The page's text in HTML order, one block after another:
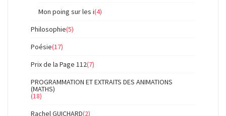
Mon poing sur les i(4)
Philosophie(5)
Poésie(17)
Prix de la Page 112(7)
PROGRAMMATION ET EXTRAITS DES ANIMATIONS
(MATHS)
(18)
Rachel GUICHARD(2)